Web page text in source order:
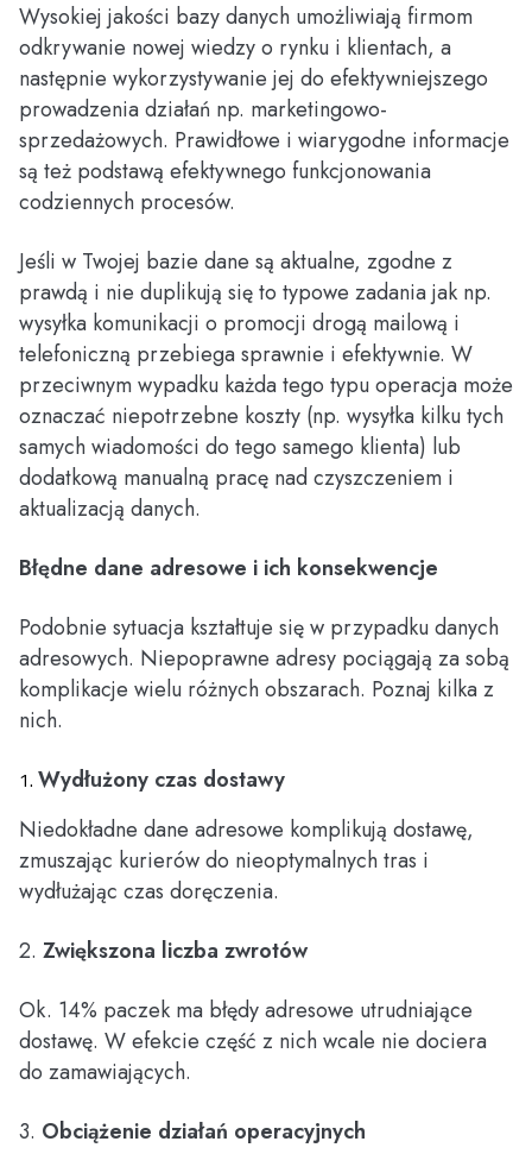
Wysokiej jakości bazy danych umożliwiają firmom
odkrywanie nowej wiedzy o rynku i klientach, a
następnie wykorzystywanie jej do efektywniejszego
prowadzenia działań np. marketingowo-
sprzedażowych. Prawidłowe i wiarygodne informacje
są też podstawą efektywnego funkcjonowania
codziennych procesów.
Jeśli w Twojej bazie dane są aktualne, zgodne z
prawdą i nie duplikują się to typowe zadania jak np.
wysyłka komunikacji o promocji drogą mailową i
telefoniczną przebiega sprawnie i efektywnie. W
przeciwnym wypadku każda tego typu operacja może
oznaczać niepotrzebne koszty (np. wysyłka kilku tych
samych wiadomości do tego samego klienta) lub
dodatkową manualną pracę nad czyszczeniem i
aktualizacją danych.
Błędne dane adresowe i ich konsekwencje
Podobnie sytuacja kształtuje się w przypadku danych
adresowych. Niepoprawne adresy pociągają za sobą
komplikacje wielu różnych obszarach. Poznaj kilka z
nich.
Wydłużony czas dostawy
Niedokładne dane adresowe komplikują dostawę,
zmuszając kurierów do nieoptymalnych tras i
wydłużając czas doręczenia.
2. Zwiększona liczba zwrotów
Ok. 14% paczek ma błędy adresowe utrudniające
dostawę. W efekcie część z nich wcale nie dociera
do zamawiających.
3. Obciążenie działań operacyjnych